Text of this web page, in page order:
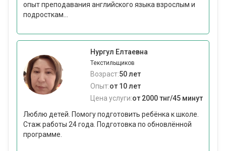
опыт преподавания английского языка взрослым и
подросткам...
Нургул Елтаевна
Текстильщиков
Возраст:50 лет
Опыт:от 10 лет
Цена услуги:от 2000 тнг/45 минут
Люблю детей. Помогу подготовить ребёнка к школе.
Стаж работы 24 года. Подготовка по обновлённой
программе.